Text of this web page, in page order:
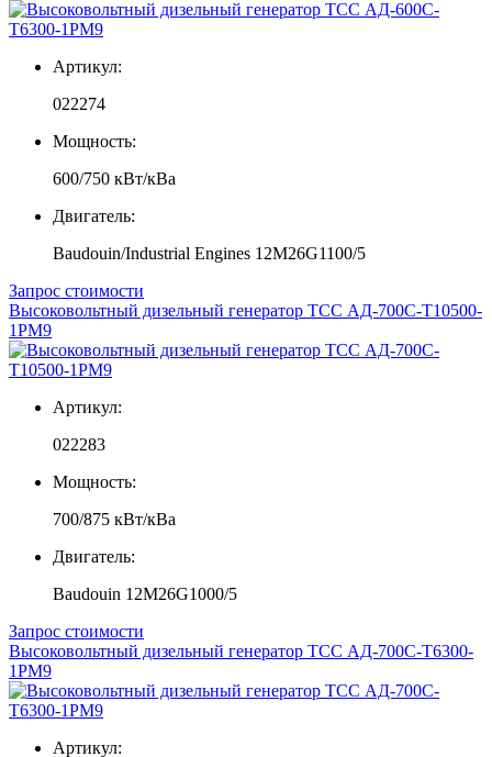
Артикул:
022274
Мощность:
600/750 кВт/кВа
Двигатель:
Baudouin/Industrial Engines 12M26G1100/5
Запрос стоимости
Высоковольтный дизельный генератор ТСС АД-700С-Т10500-
1РМ9
Артикул:
022283
Мощность:
700/875 кВт/кВа
Двигатель:
Baudouin 12M26G1000/5
Запрос стоимости
Высоковольтный дизельный генератор ТСС АД-700С-Т6300-
1РМ9
Артикул: